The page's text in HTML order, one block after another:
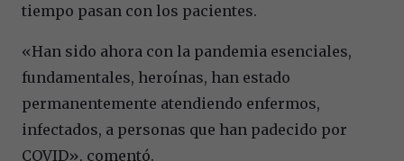
tiempo pasan con los pacientes.
«Han sido ahora con la pandemia esenciales,
fundamentales, heroínas, han estado
permanentemente atendiendo enfermos,
infectados, a personas que han padecido por
COVID», comentó.